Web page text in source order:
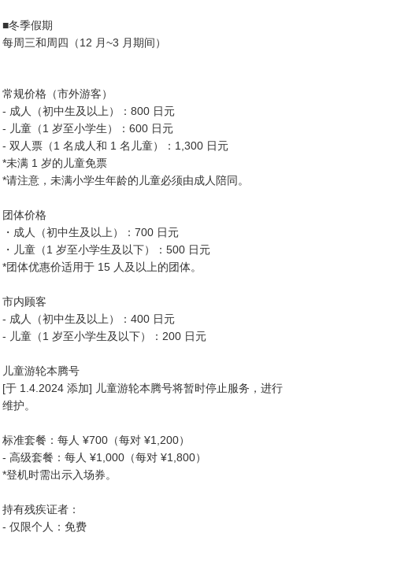
■冬季假期
每周三和周四（12 月~3 月期间）
常规价格（市外游客）
- 成人（初中生及以上）：800 日元
- 儿童（1 岁至小学生）：600 日元
- 双人票（1 名成人和 1 名儿童）：1,300 日元
*未满 1 岁的儿童免票
*请注意，未满小学生年龄的儿童必须由成人陪同。
团体价格
・成人（初中生及以上）：700 日元
・儿童（1 岁至小学生及以下）：500 日元
*团体优惠价适用于 15 人及以上的团体。
市内顾客
- 成人（初中生及以上）：400 日元
- 儿童（1 岁至小学生及以下）：200 日元
儿童游轮本腾号
[于 1.4.2024 添加] 儿童游轮本腾号将暂时停止服务，进行
维护。
标准套餐：每人 ¥700（每对 ¥1,200）
- 高级套餐：每人 ¥1,000（每对 ¥1,800）
*登机时需出示入场券。
持有残疾证者：
- 仅限个人：免费